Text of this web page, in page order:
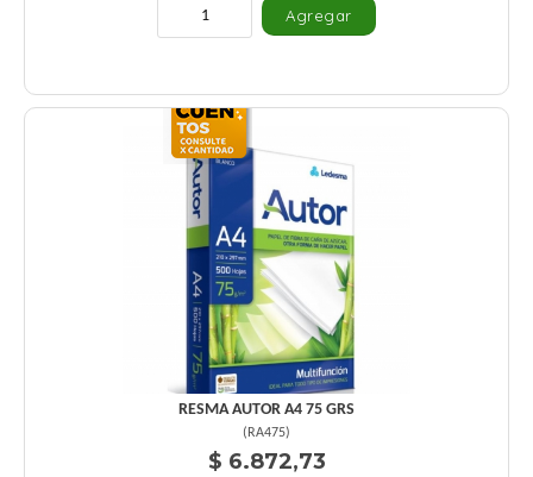
RESMA AUTOR A4 75 GRS
( RA475)
$ 6.872,73